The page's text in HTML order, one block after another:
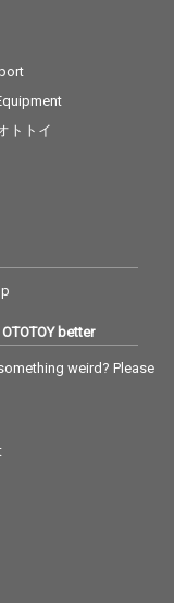
トトイ
better
weird? Please